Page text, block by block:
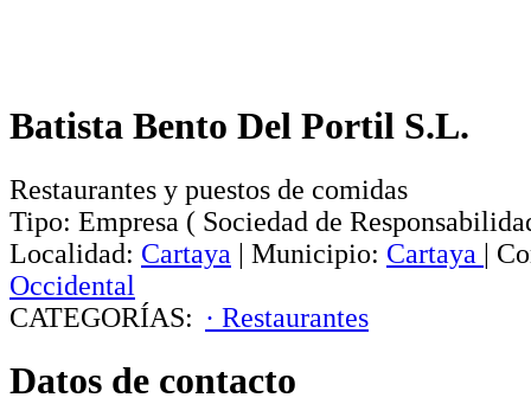
Batista Bento Del Portil S.L.
Restaurantes y puestos de comidas
Tipo: Empresa ( Sociedad de
Localidad: Cartaya | Municipio: Cartaya |
Occidental
CATEGORÍAS: · Restaurantes
Datos de contacto